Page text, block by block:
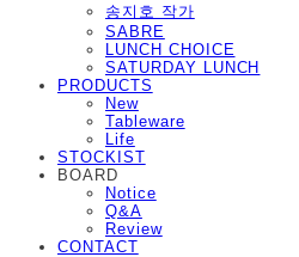
송지호 작가
SABRE
LUNCH CHOICE
SATURDAY LUNCH
PRODUCTS
New
Tableware
Life
STOCKIST
BOARD
Notice
Q&A
Review
CONTACT